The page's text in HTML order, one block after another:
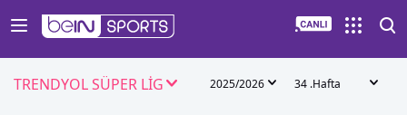
TRENDYOL SÜPER LİG 2025/2026 34 .Hafta